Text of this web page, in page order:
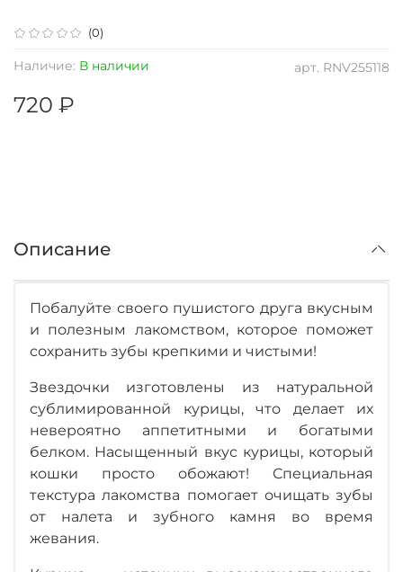
(0)
арт. RNV255118
Наличие: В наличии
720 ₽
Описание
Побалуйте своего пушистого друга вкусным
и полезным лакомством, которое поможет
сохранить зубы крепкими и чистыми!
Звездочки изготовлены из натуральной
сублимированной курицы, что делает их
невероятно аппетитными и богатыми
белком. Насыщенный вкус курицы, который
кошки просто обожают! Специальная
текстура лакомства помогает очищать зубы
от налета и зубного камня во время
жевания.